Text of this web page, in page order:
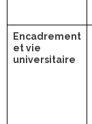
Encadrement
et vie
universitaire